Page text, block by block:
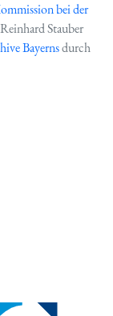
bei der
Stauber
Bayernsdurch